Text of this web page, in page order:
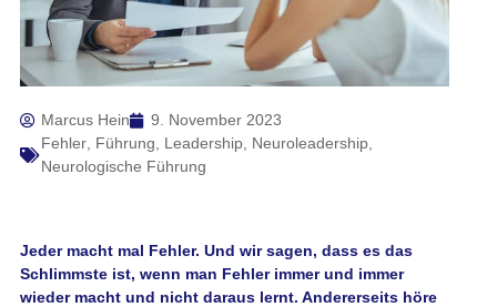
Marcus Hein
9. November 2023
Fehler, Führung Leadership, Neuroleadership,
Neurologische Führung
Jeder macht mal Fehler. Und wir sagen, dass es das
Schlimmste ist, wenn man Fehler immer und immer
wieder macht und nicht daraus lernt. Andererseits höre